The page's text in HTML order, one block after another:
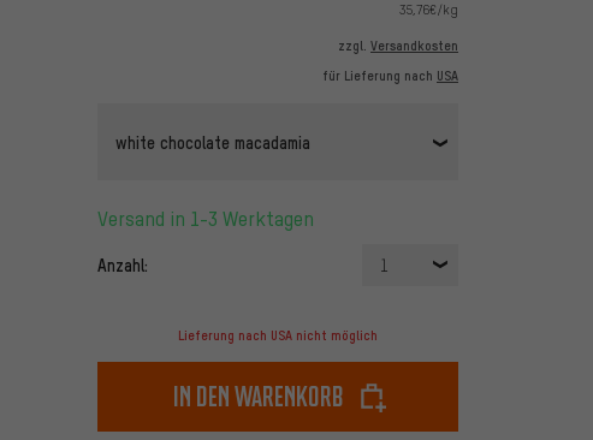
35,76€/kg
zzgl. Versandkosten
für Lieferung nach USA
white chocolate macadamia
Versand in 1-3 Werktagen
Anzahl: 1
Lieferung nach USA nicht möglich
In den Warenkorb